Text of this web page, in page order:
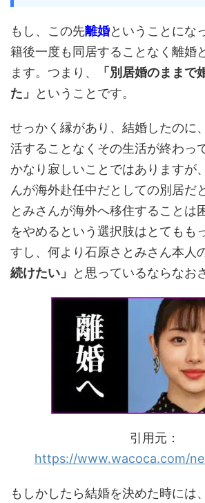
もし、この先離婚ということにな
籍後一度も同居することなく離婚
ます。つまり、
「別居婚のままで
た」
ということです。
せっかく縁があり、結婚したのに
活することなくその生活が終わっ
かなり寂しいことではありますが
んが海外赴任中だとしての別居だ
とみさんが海外へ移住することは
をやめるという選択肢はとてもも
すし、何より石原さとみさん本人
続けたい」
と思っているならなお
引用元：
https://www.wacoca.com/
もしかしたら結婚を決めた時には